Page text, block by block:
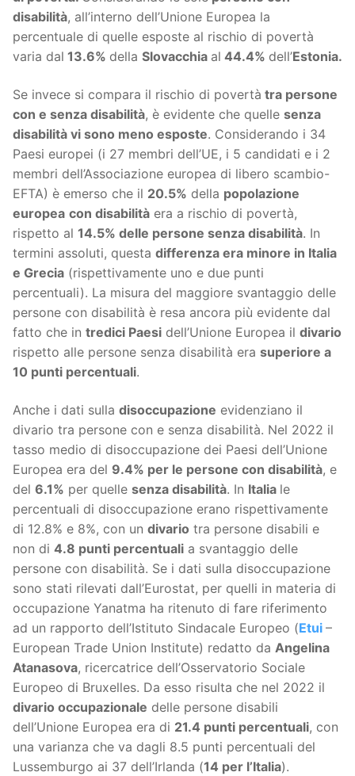
disabilità, all’interno dell’Unione Europea la
percentuale di quelle esposte al rischio di povertà
varia dal 13.6% della Slovacchia al 44.4% dell’Estonia.
Se invece si compara il rischio di povertà tra persone
con e senza disabilità, è evidente che quelle senza
disabilità vi sono meno esposte. Considerando i 34
Paesi europei (i 27 membri dell’UE, i 5 candidati e i 2
membri dell’Associazione europea di libero scambio-
EFTA) è emerso che il 20.5% della popolazione
europea con disabilità era a rischio di povertà,
rispetto al 14.5% delle persone senza disabilità. In
termini assoluti, questa differenza era minore in Italia
e Grecia (rispettivamente uno e due punti
percentuali). La misura del maggiore svantaggio delle
persone con disabilità è resa ancora più evidente dal
fatto che in tredici Paesi dell’Unione Europea il divario
rispetto alle persone senza disabilità era superiore a
10 punti percentuali.
Anche i dati sulla disoccupazione evidenziano il
divario tra persone con e senza disabilità. Nel 2022 il
tasso medio di disoccupazione dei Paesi dell’Unione
Europea era del 9.4% per le persone con disabilità, e
del 6.1% per quelle senza disabilità. In Italia le
percentuali di disoccupazione erano rispettivamente
di 12.8% e 8%, con un divario tra persone disabili e
non di 4.8 punti percentuali a svantaggio delle
persone con disabilità. Se i dati sulla disoccupazione
sono stati rilevati dall’Eurostat, per quelli in materia di
occupazione Yanatma ha ritenuto di fare riferimento
ad un rapporto dell’Istituto Sindacale Europeo (Etui –
European Trade Union Institute) redatto da Angelina
Atanasova, ricercatrice dell’Osservatorio Sociale
Europeo di Bruxelles. Da esso risulta che nel 2022 il
divario occupazionale delle persone disabili
dell’Unione Europea era di 21.4 punti percentuali, con
una varianza che va dagli 8.5 punti percentuali del
Lussemburgo ai 37 dell’Irlanda (14 per l’Italia).